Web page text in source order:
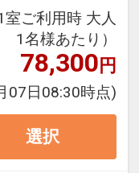
宿泊や延
自在です。
（または
ライトマイ
や現地交
加（同時予
ざいます。
室ご利用時 大人
1名様あたり）
78,300円
07日08:30時点)
選択